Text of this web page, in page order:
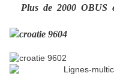
Plus de 2000 OBUS